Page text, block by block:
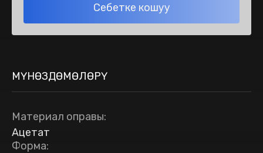
Себетке кошуу
МҮНӨЗДӨМӨЛӨРҮ
Материал оправы:
Ацетат
Форма: